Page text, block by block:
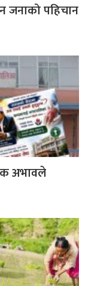
जनाको पहिचान
अभावले